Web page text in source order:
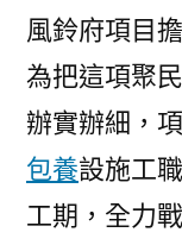
風鈴府項目
為把這項聚
辦實辦細，
包養設施工
工期，全力戰